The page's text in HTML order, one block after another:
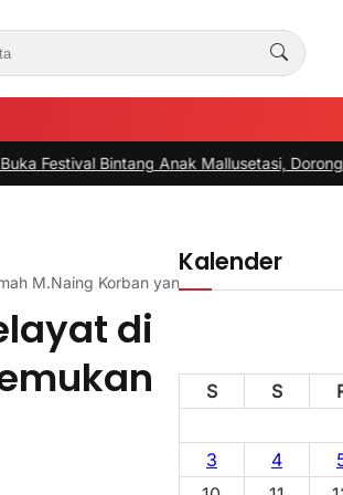
Bintang Anak Mallusetasi, Dorong Generasi
M.Naing Korban yang Ditemukan
di
Kalender
S
S
3
4